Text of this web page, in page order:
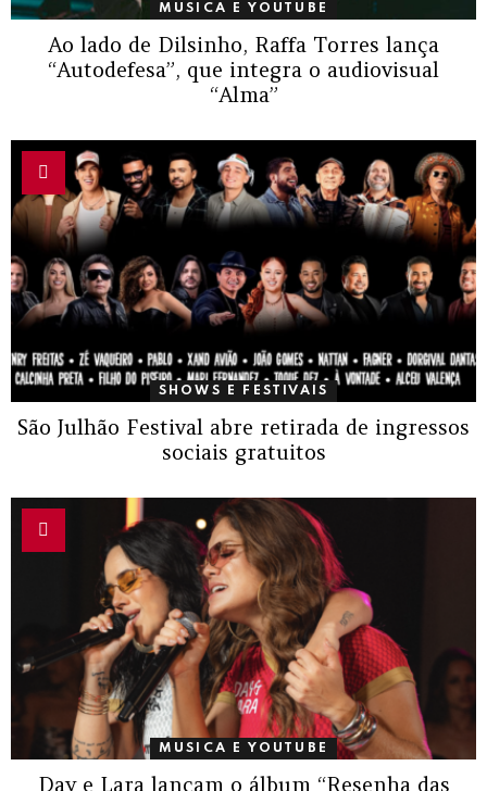
MUSICA E YOUTUBE
Ao lado de Dilsinho, Raffa Torres lança
“Autodefesa”, que integra o audiovisual
“Alma”
SHOWS E FESTIVAIS
São Julhão Festival abre retirada de ingressos
sociais gratuitos
MUSICA E YOUTUBE
Day e Lara lançam o álbum “Resenha das